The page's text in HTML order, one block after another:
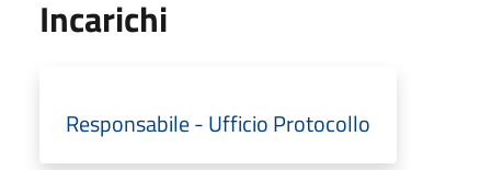
Incarichi
Responsabile - Ufficio Protocollo